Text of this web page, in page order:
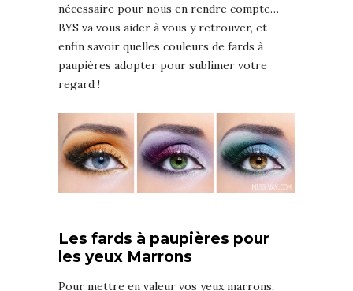
nécessaire pour nous en rendre compte…
BYS va vous aider à vous y retrouver, et
enfin savoir quelles couleurs de fards à
paupières adopter pour sublimer votre
regard !
Les fards à paupières pour
les yeux Marrons
Pour mettre en valeur vos yeux marrons,